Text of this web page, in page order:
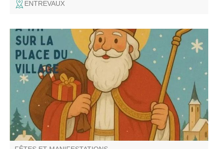
ENTREVAUX
Retraite au flambeau, chocolat et vin chaud organisé par
le comité des fêtes de Beauvezer.